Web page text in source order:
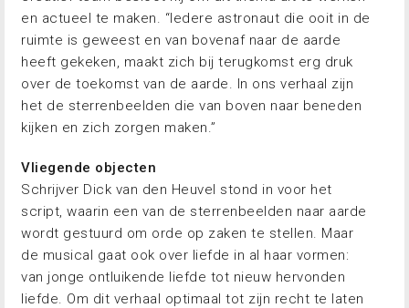
en actueel te maken. “Iedere astronaut die ooit in de
ruimte is geweest en van bovenaf naar de aarde
heeft gekeken, maakt zich bij terugkomst erg druk
over de toekomst van de aarde. In ons verhaal zijn
het de sterrenbeelden die van boven naar beneden
kijken en zich zorgen maken.”
Vliegende objecten
Schrijver Dick van den Heuvel stond in voor het
script, waarin een van de sterrenbeelden naar aarde
wordt gestuurd om orde op zaken te stellen. Maar
de musical gaat ook over liefde in al haar vormen:
van jonge ontluikende liefde tot nieuw hervonden
liefde. Om dit verhaal optimaal tot zijn recht te laten